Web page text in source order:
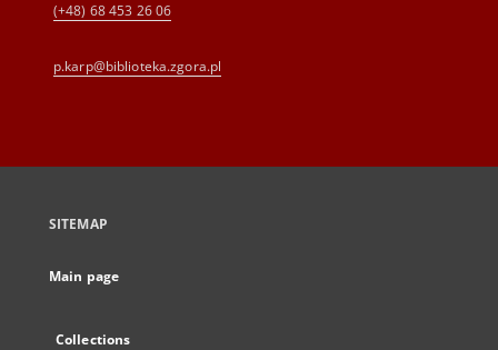
(+48) 68 453 26 06
p.karp@biblioteka.zgora.pl
SITEMAP
Main page
Collections